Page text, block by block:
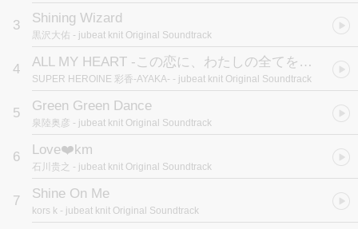
3 Shining Wizard
黒沢大佑 - jubeat knit Original Soundtrack
4 ALL MY HEART -この恋に、わたしの全てを賭ける-
SUPER HEROINE 彩香-AYAKA- - jubeat knit Original Soundtrack
5 Green Green Dance
泉陸奥彦 - jubeat knit Original Soundtrack
6 Love❤️km
石川贵之 - jubeat knit Original Soundtrack
7 Shine On Me
kors k - jubeat knit Original Soundtrack